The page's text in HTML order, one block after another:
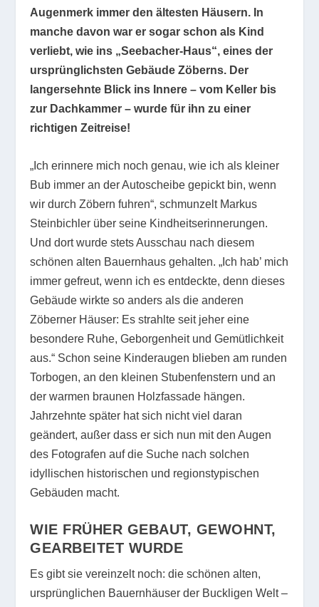
Augenmerk immer den ältesten Häusern. In
manche davon war er sogar schon als Kind
verliebt, wie ins „Seebacher-Haus“, eines der
ursprünglichsten Gebäude Zöberns. Der
langersehnte Blick ins Innere – vom Keller bis
zur Dachkammer – wurde für ihn zu einer
richtigen Zeitreise!
„Ich erinnere mich noch genau, wie ich als kleiner
Bub immer an der Autoscheibe gepickt bin, wenn
wir durch Zöbern fuhren“, schmunzelt Markus
Steinbichler über seine Kindheitserinnerungen.
Und dort wurde stets Ausschau nach diesem
schönen alten Bauernhaus gehalten. „Ich hab’ mich
immer gefreut, wenn ich es entdeckte, denn dieses
Gebäude wirkte so anders als die anderen
Zöberner Häuser: Es strahlte seit jeher eine
besondere Ruhe, Geborgenheit und Gemütlichkeit
aus.“ Schon seine Kinderaugen blieben am runden
Torbogen, an den kleinen Stubenfenstern und an
der warmen braunen Holzfassade hängen.
Jahrzehnte später hat sich nicht viel daran
geändert, außer dass er sich nun mit den Augen
des Fotografen auf die Suche nach solchen
idyllischen historischen und regionstypischen
Gebäuden macht.
WIE FRÜHER GEBAUT, GEWOHNT,
GEARBEITET WURDE
Es gibt sie vereinzelt noch: die schönen alten,
ursprünglichen Bauernhäuser der Buckligen Welt –